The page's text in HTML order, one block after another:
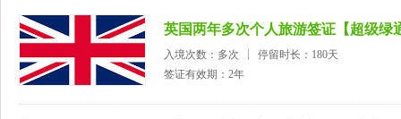
入境次数：多次
停留时长：180天
签证有效期：2年